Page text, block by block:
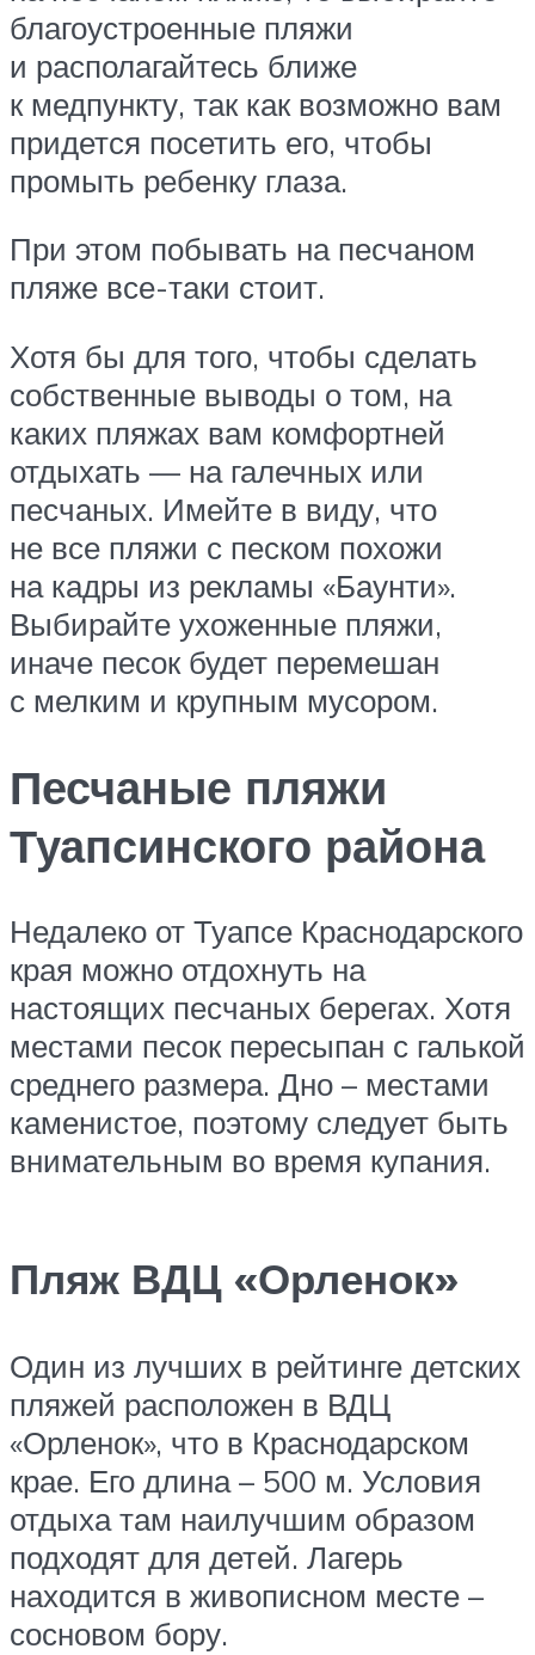
благоустроенные пляжи
и располагайтесь ближе
к медпункту, так как возможно вам
придется посетить его, чтобы
промыть ребенку глаза.
При этом побывать на песчаном
пляже все-таки стоит.
Хотя бы для того, чтобы сделать
собственные выводы о том, на
каких пляжах вам комфортней
отдыхать — на галечных или
песчаных. Имейте в виду, что
не все пляжи с песком похожи
на кадры из рекламы «Баунти».
Выбирайте ухоженные пляжи,
иначе песок будет перемешан
с мелким и крупным мусором.
Песчаные пляжи
Туапсинского района
Недалеко от Туапсе Краснодарского
края можно отдохнуть на
настоящих песчаных берегах. Хотя
местами песок пересыпан с галькой
среднего размера. Дно – местами
каменистое, поэтому следует быть
внимательным во время купания.
Пляж ВДЦ «Орленок»
Один из лучших в рейтинге детских
пляжей расположен в ВДЦ
«Орленок», что в Краснодарском
крае. Его длина – 500 м. Условия
отдыха там наилучшим образом
подходят для детей. Лагерь
находится в живописном месте –
сосновом бору.